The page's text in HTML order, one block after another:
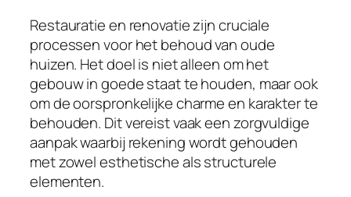
Restauratie en renovatie zijn cruciale
processen voor het behoud van oude
huizen. Het doel is niet alleen om het
gebouw in goede staat te houden, maar ook
om de oorspronkelijke charme en karakter te
behouden. Dit vereist vaak een zorgvuldige
aanpak waarbij rekening wordt gehouden
met zowel esthetische als structurele
elementen.